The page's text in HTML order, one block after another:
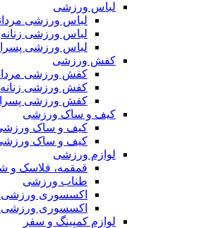
لباس ورزشی
لباس ورزشی
لباس ورزشی زنانه
لباس ورزشی
کفش ورزشی
کفش ورزشی
کفش ورزشی زنانه
کفش ورزشی
کیف و ساک ورزشی
کیف و ساک ورزشی
کیف و ساک ورزشی
لوازم ورزشی
قمقمه، فلاسک و
طناب ورزشی
اکسسوری ورزشی
اکسسوری ورزشی
لوازم کمپینگ و سفر